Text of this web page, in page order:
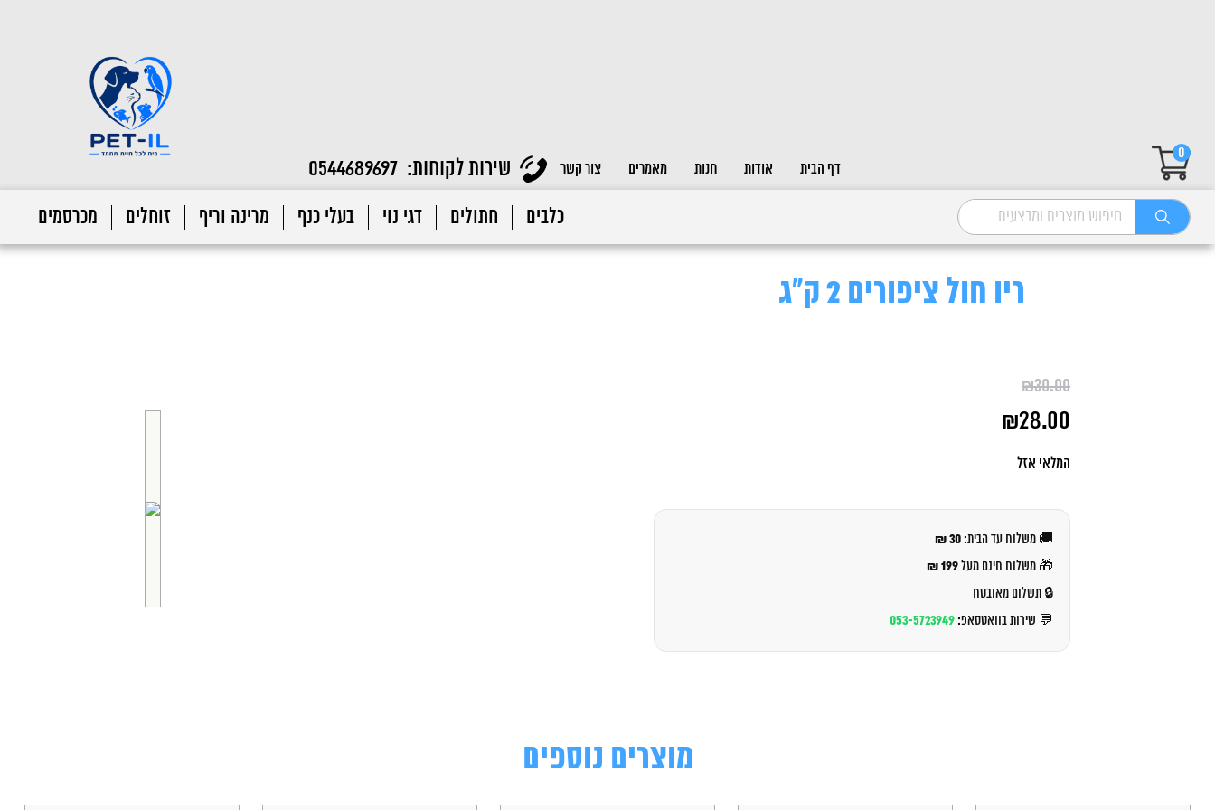
0
דף הבית
אודות חנות מאמרים צור קשר שירות לקוחות: 0544689697
כלבים חתולים דגי נוי בעלי כנף מרינה וריף זוחלים מכרסמים
ריו חול ציפורים 2 ק"ג
₪30.00
המקורי
₪30.00.
₪28.00
הנוכחי
המלאי אזל
🚚 משלוח עד הבית: 30 ₪
🎁 משלוח חינם מעל199 ₪
🔒 תשלום מאובטח
💬 שירות בוואטסאפ: 053-5723949
מוצרים נוספים